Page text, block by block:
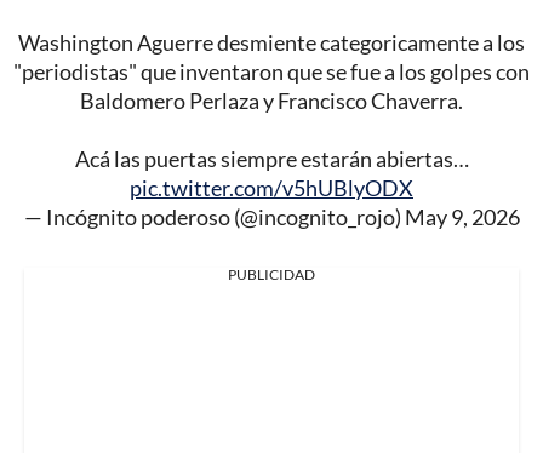
Washington Aguerre desmiente categoricamente a los
"periodistas" que inventaron que se fue a los golpes con
Baldomero Perlaza y Francisco Chaverra.
Acá las puertas siempre estarán abiertas…
pic.twitter.com/v5hUBlyODX
— Incógnito poderoso (@incognito_rojo) May 9, 2026
PUBLICIDAD